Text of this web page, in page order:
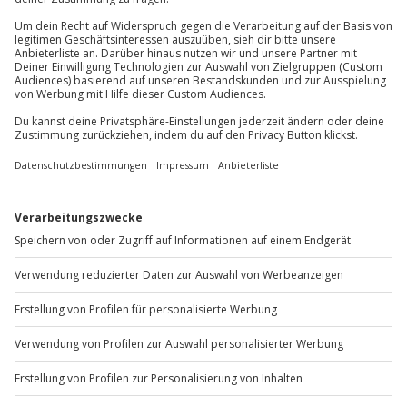
Wetter
Durchführbarkeit abhängig von:
Sichtflugbedingungen
Teilnehmer
Bis zu 3 Personen
außer an bundesweiten Feiertagen:
Mo-Fr: 8-20 Uhr | Sa: 10-16 Uhr
Du möchtest als Firma bestellen?
Sichere Dir attraktive Firmenkunden Vorteile.
Mo-Fr: 9-17 Uhr
b2b@jochen-schweizer.de
www.b2b.jochen-schweizer.de/
Artikelnummer: 40914